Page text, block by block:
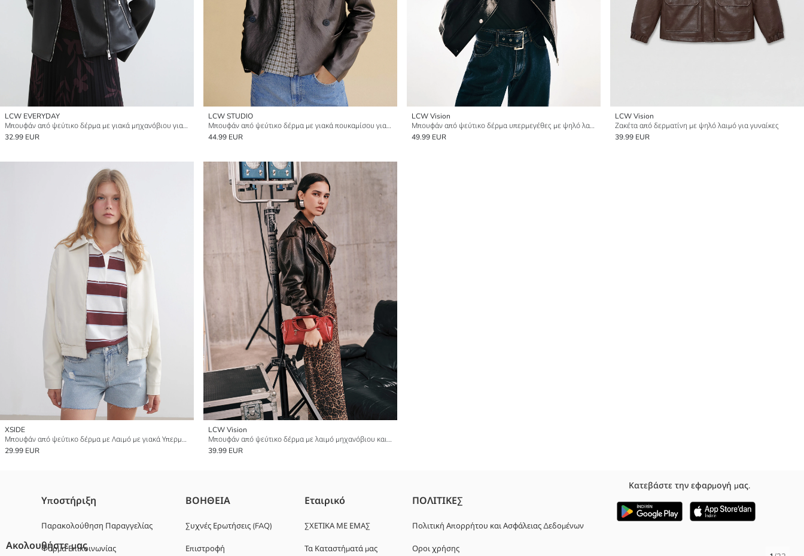
LCW EVERYDAY
Μπουφάν από ψεύτικο δέρμα με γιακά μηχανόβιου για γυναίκες
32.99 EUR
LCW STUDIO
Μπουφάν από ψεύτικο δέρμα με γιακά πουκαμίσου για γυναίκες
44.99 EUR
LCW Vision
Μπουφάν από ψεύτικο δέρμα υπερμεγέθες με ψηλό λαιμό για γυναίκες
49.99 EUR
LCW Vision
Ζακέτα από δερματίνη με ψηλό λαιμό για γυναίκες
39.99 EUR
XSIDE
Μπουφάν από ψεύτικο δέρμα με Λαιμό με γιακά Υπερμεγέθης για γυναίκες
29.99 EUR
LCW Vision
Μπουφάν από ψεύτικο δέρμα με λαιμό μηχανόβιου και ζώνη για γυναίκες
39.99 EUR
Υποστήριξη
Παρακολούθηση Παραγγελίας
Φόρμα Επικοινωνίας
ΒΟΗΘΕΙΑ
Συχνές Ερωτήσεις (FAQ)
Επιστροφή
Εταιρικό
ΣΧΕΤΙΚΑ ΜΕ ΕΜΑΣ
Τα Καταστήματά μας
ΠΟΛΙΤΙΚΕΣ
Πολιτική Απορρήτου και Ασφάλειας Δεδομένων
Οροι χρήσης
Κατεβάστε την εφαρμογή μας.
Ακολουθήστε μας